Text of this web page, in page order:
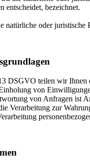
entscheidet, bezeichnet.
natürliche oder
DSGVO teilen wir Ihnen
von
von Anfragen ist
Verarbeitung zur